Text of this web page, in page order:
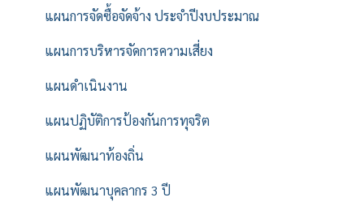
แผนการจัดซื้อจัดจ้าง ประจำปีงบประมาณ
แผนการบริหารจัดการความเสี่ยง
แผนดำเนินงาน
แผนปฏิบัติการป้องกันการทุจริต
แผนพัฒนาท้องถิ่น
แผนพัฒนาบุคลากร 3 ปี